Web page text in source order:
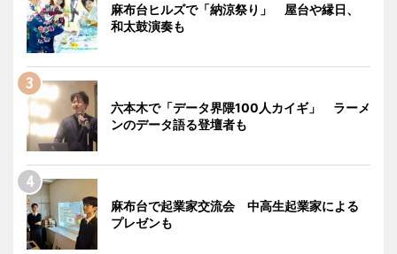
麻布台ヒルズで「納涼祭り」 屋台や縁日、
和太鼓演奏も
六本木で「データ界隈100人カイギ」 ラーメ
ンのデータ語る登壇者も
麻布台で起業家交流会 中高生起業家による
プレゼンも